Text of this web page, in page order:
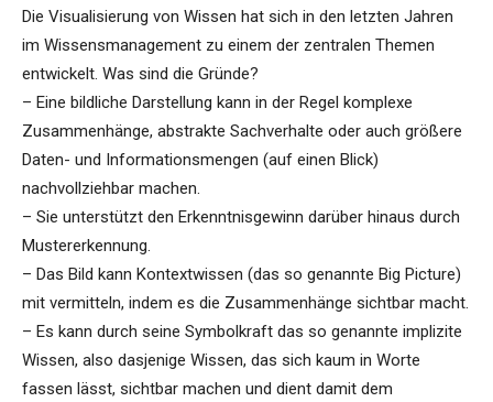
Die Visualisierung von Wissen hat sich in den letzten Jahren
im Wissensmanagement zu einem der zentralen Themen
entwickelt. Was sind die Gründe?
– Eine bildliche Darstellung kann in der Regel komplexe
Zusammenhänge, abstrakte Sachverhalte oder auch größere
Daten- und Informationsmengen (auf einen Blick)
nachvollziehbar machen.
– Sie unterstützt den Erkenntnisgewinn darüber hinaus durch
Mustererkennung.
– Das Bild kann Kontextwissen (das so genannte Big Picture)
mit vermitteln, indem es die Zusammenhänge sichtbar macht.
– Es kann durch seine Symbolkraft das so genannte implizite
Wissen, also dasjenige Wissen, das sich kaum in Worte
fassen lässt, sichtbar machen und dient damit dem